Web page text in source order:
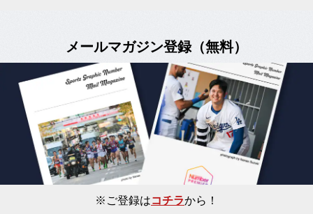
メールマガジン登録（無料）
※ご登録はコチラから！